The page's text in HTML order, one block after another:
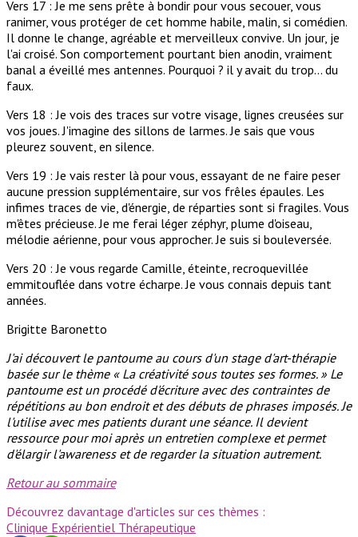
Vers 17 : Je me sens prête à bondir pour vous secouer, vous
ranimer, vous protéger de cet homme habile, malin, si comédien.
Il donne le change, agréable et merveilleux convive. Un jour, je
l'ai croisé. Son comportement pourtant bien anodin, vraiment
banal a éveillé mes antennes. Pourquoi ? il y avait du trop... du
faux.
Vers 18 : Je vois des traces sur votre visage, lignes creusées sur
vos joues. J'imagine des sillons de larmes. Je sais que vous
pleurez souvent, en silence.
Vers 19 : Je vais rester là pour vous, essayant de ne faire peser
aucune pression supplémentaire, sur vos frêles épaules. Les
infimes traces de vie, d'énergie, de réparties sont si fragiles. Vous
m'êtes précieuse. Je me ferai léger zéphyr, plume d'oiseau,
mélodie aérienne, pour vous approcher. Je suis si bouleversée.
Vers 20 : Je vous regarde Camille, éteinte, recroquevillée
emmitouflée dans votre écharpe. Je vous connais depuis tant
années.
Brigitte Baronetto
J'ai découvert le pantoume au cours d'un stage d'art-thérapie
basée sur le thème « La créativité sous toutes ses formes. » Le
pantoume est un procédé d'écriture avec des contraintes de
répétitions au bon endroit et des débuts de phrases imposés. Je
l'utilise avec mes patients durant une séance. Il devient
ressource pour moi après un entretien complexe et permet
d'élargir l'awareness et de regarder la situation autrement.
Retour au sommaire
Découvrez davantage d'articles sur ces thèmes :
Clinique Expérientiel Thérapeutique